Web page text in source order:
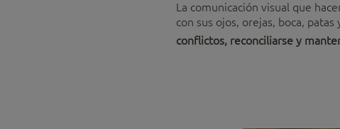
La comunicación visual que
con sus ojos, orejas, boca,
conflictos, reconciliarse y